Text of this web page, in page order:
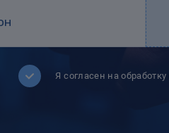
Я согласен на обработку